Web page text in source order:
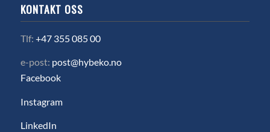
KONTAKT OSS
Tlf: +47 355 085 00
e-post: post@hybeko.no
Facebook
Instagram
LinkedIn